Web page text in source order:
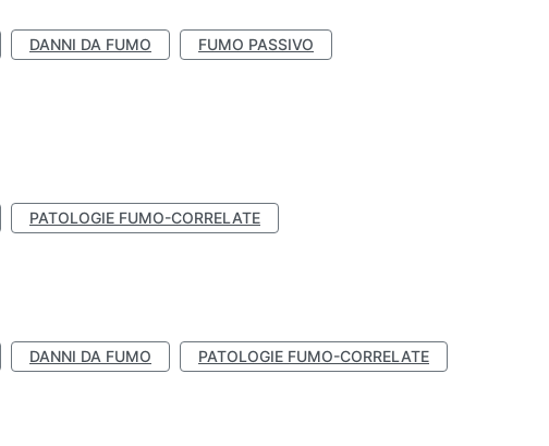
DANNI DA FUMO
FUMO PASSIVO
PATOLOGIE FUMO-CORRELATE
DANNI DA FUMO PATOLOGIE FUMO-CORRELATE